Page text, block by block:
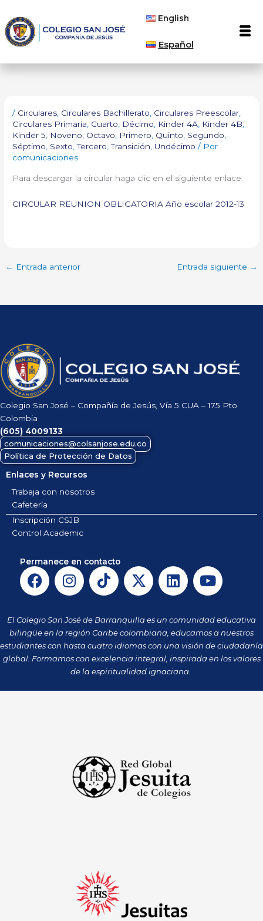
contenido
English
Español
/ Circulares, Circulares Bachillerato, Circulares Preescolar,
Circulares Primaria, Cuarto, Décimo, Kinder 4A, Kinder 4B,
Kinder 5, Noveno, Octavo, Primero, Quinto, Segundo,
Séptimo, Sexto,Tercero,Transición, Undécimo / Por
comunicaciones
Para descargar la circular haga clic en el siguiente enlace:
CIRCULAR REUNION OBLIGATORIA Año escolar 2012-13
← Entrada anterior Entrada siguiente →
Colegio San José – Compañía de Jesús, Vía 5 CUA – 175 Pto
Colombia
(605) 4009133
comunicaciones@colsanjose.edu.co
Política de Protección de Datos
Enlaces y Recursos
Trabaja con nosotros
Cafetería
Inscripción CSJB
Control Academic
Permanece en contacto
F
a
e
b
o
o
I
n
t
a
g
r
a
m
T
i
t
o
k
X
-
w
i
t
t
e
r
L
i
k
e
d
i
n
Y
o
t
u
b
e
El Colegio San José de Barranquilla es un comunidad educativa
bilingüe en la región Caribe colombiana, educamos a nuestros
estudiantes con hasta cuatro idiomas con una visión de ciudadanía
global. Formamos con excelencia integral, inspirada en los valores
de la espiritualidad ignaciana.